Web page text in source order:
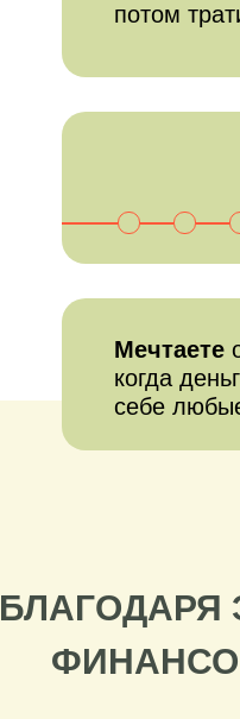
потом
Мечтаете
когда
себе
БЛАГОДАРЯ